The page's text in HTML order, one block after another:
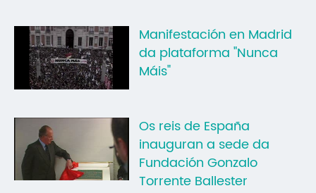
Manifestación en Madrid
da plataforma "Nunca
Máis"
Os reis de España
inauguran a sede da
Fundación Gonzalo
Torrente Ballester